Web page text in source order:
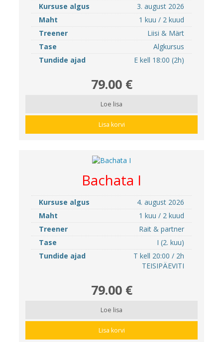
Kursuse algus
3. august 2026
Maht
1 kuu / 2 kuud
Treener
Liisi & Märt
Tase
Algkursus
Tundide ajad
E kell 18:00 (2h)
79.00 €
Loe lisa
Lisa korvi
Bachata I
Kursuse algus
4. august 2026
Maht
1 kuu / 2 kuud
Treener
Rait & partner
Tase
I (2. kuu)
Tundide ajad
T kell 20:00 / 2h
TEISIPÄEVITI
79.00 €
Loe lisa
Lisa korvi